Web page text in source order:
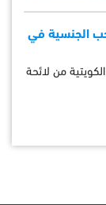
الجنسية في
من لائحة